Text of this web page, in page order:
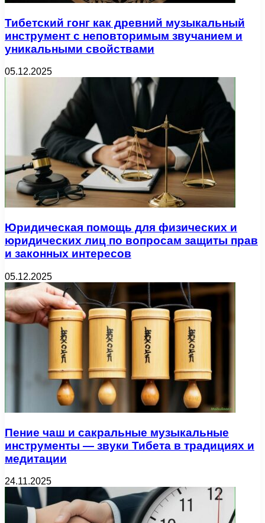
Тибетский гонг как древний музыкальный
инструмент с неповторимым звучанием и
уникальными свойствами
05.12.2025
Юридическая помощь для физических и
юридических лиц по вопросам защиты прав
и законных интересов
05.12.2025
Пение чаш и сакральные музыкальные
инструменты — звуки Тибета в традициях и
медитации
24.11.2025